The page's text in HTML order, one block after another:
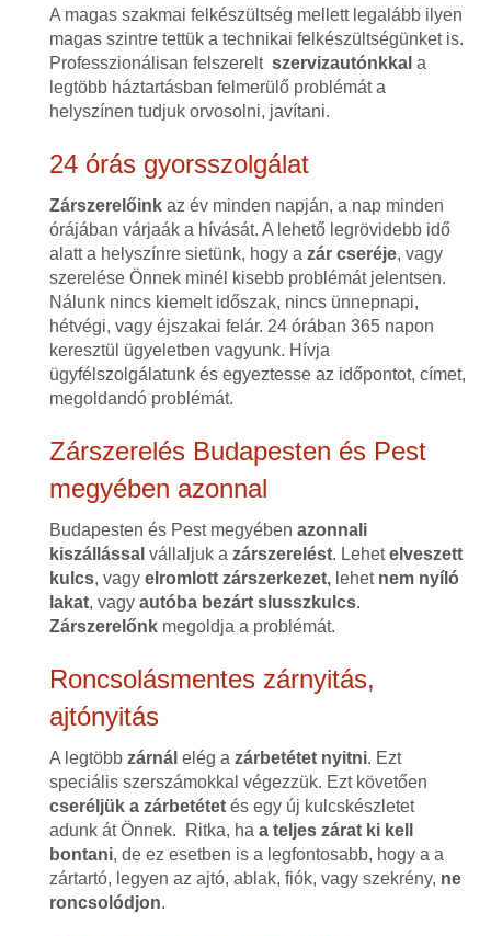
A magas szakmai felkészültség mellett legalább ilyen
magas szintre tettük a technikai felkészültségünket is.
Professzionálisan felszerelt szervizautónkkal a
legtöbb háztartásban felmerülő problémát a
helyszínen tudjuk orvosolni, javítani.
24 órás gyorsszolgálat
Zárszerelőinkaz év minden napján, a nap minden
órájában várjaák a hívását. A lehető legrövidebb idő
alatt a helyszínre sietünk, hogy a zár cseréje, vagy
szerelése Önnek minél kisebb problémát jelentsen.
Nálunk nincs kiemelt időszak, nincs ünnepnapi,
hétvégi, vagy éjszakai felár. 24 órában 365 napon
keresztül ügyeletben vagyunk. Hívja
ügyfélszolgálatunk és egyeztesse az időpontot, címet,
megoldandó problémát.
Zárszerelés Budapesten és Pest
megyében azonnal
Budapesten és Pest megyében azonnali
kiszállással vállaljuk a zárszerelést. Lehetelveszett
kulcs, vagyelromlott zárszerkezet,lehet nem nyíló
lakat, vagy autóba bezárt slusszkulcs.
Zárszerelőnkmegoldja a problémát.
Roncsolásmentes zárnyitás,
ajtónyitás
A legtöbb zárnál elég a zárbetétet nyitni. Ezt
speciális szerszámokkal végezzük. Ezt követően
cseréljük a zárbetétetés egy új kulcskészletet
adunk át Önnek. Ritka, ha a teljes zárat ki kell
bontani, de ez esetben is a legfontosabb, hogy a a
zártartó, legyen az ajtó, ablak, fiók, vagy szekrény, ne
roncsolódjon.